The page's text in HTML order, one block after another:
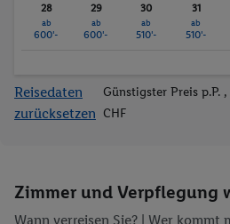
28
ab
600'-
29
ab
600'-
30
ab
510'-
31
ab
510'-
Reisedaten
zurücksetzen
Günstigster Preis p.P.
CHF
Zimmer und Verpflegung
Wann verreisen Sie? | Wer kommt